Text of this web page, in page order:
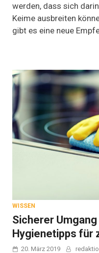
werden, dass sich
Keime ausbreiten
gibt es eine neue
WISSEN
Sicherer
Hygienetipps für
20. März 2019